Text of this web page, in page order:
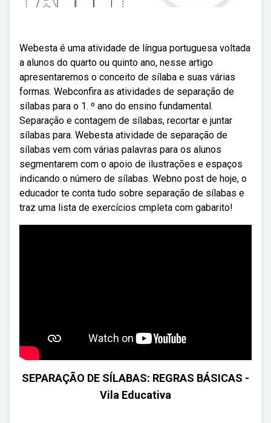
Webesta é uma atividade de língua portuguesa voltada
a alunos do quarto ou quinto ano, nesse artigo
apresentaremos o conceito de sílaba e suas várias
formas. Webconfira as atividades de separação de
sílabas para o 1. º ano do ensino fundamental.
Separação e contagem de sílabas, recortar e juntar
sílabas para. Webesta atividade de separação de
sílabas vem com várias palavras para os alunos
segmentarem com o apoio de ilustrações e espaços
indicando o número de sílabas. Webno post de hoje, o
educador te conta tudo sobre separação de sílabas e
traz uma lista de exercícios cmpleta com gabarito!
SEPARAÇÃO DE SÍLABAS: REGRAS BÁSICAS -
Vila Educativa